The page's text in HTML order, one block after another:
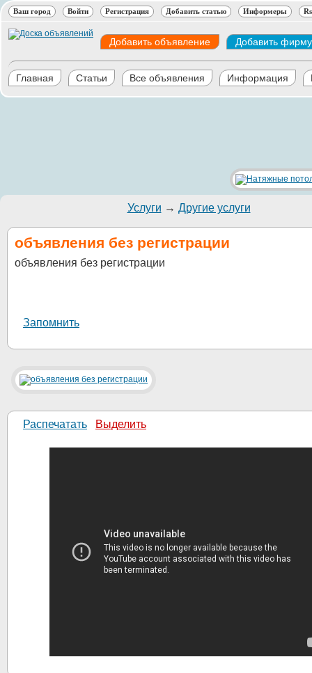
Ваш город Войти Регистрация Добавить статью Информеры
Добавить объявление Добавить фирму
Главная Статьи Все объявления Информация
Услуги → Другие услуги
объявления без регистрации
объявления без регистрации
Запомнить
Распечатать Выделить